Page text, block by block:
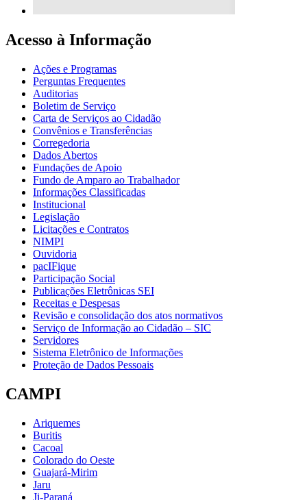
Acesso à Informação
Ações e Programas
Perguntas Frequentes
Auditorias
Boletim de Serviço
Carta de Serviços ao Cidadão
Convênios e Transferências
Corregedoria
Dados Abertos
Fundações de Apoio
Fundo de Amparo ao Trabalhador
Informações Classificadas
Institucional
Legislação
Licitações e Contratos
NIMPI
Ouvidoria
pacIFique
Participação Social
Publicações Eletrônicas SEI
Receitas e Despesas
Revisão e consolidação dos atos normativos
Serviço de Informação ao Cidadão – SIC
Servidores
Sistema Eletrônico de Informações
Proteção de Dados Pessoais
CAMPI
Ariquemes
Buritis
Cacoal
Colorado do Oeste
Guajará-Mirim
Jaru
Ji-Paraná